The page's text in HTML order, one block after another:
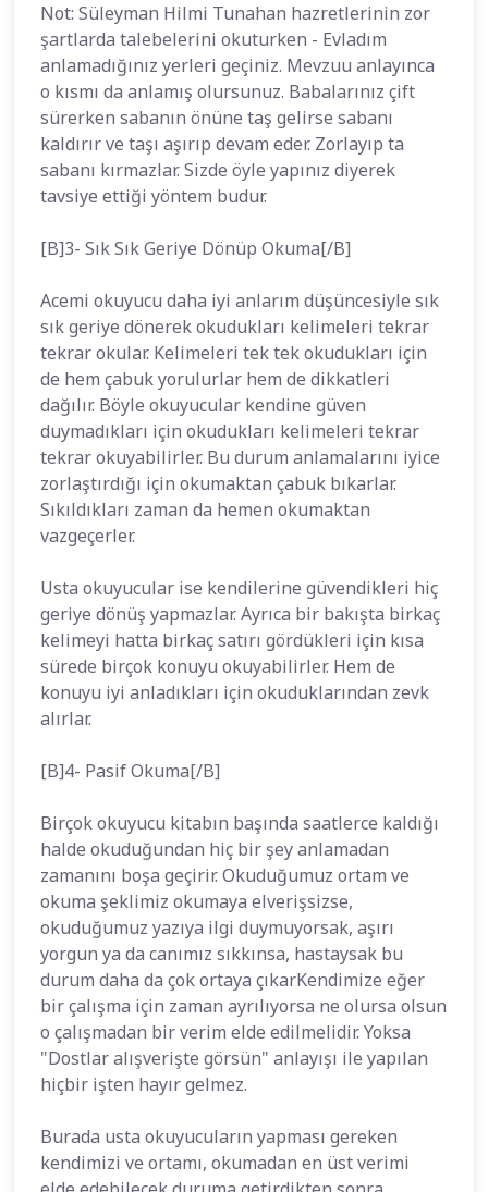
Not: Süleyman Hilmi Tunahan hazretlerinin zor
şartlarda talebelerini okuturken - Evladım
anlamadığınız yerleri geçiniz. Mevzuu anlayınca
o kısmı da anlamış olursunuz. Babalarınız çift
sürerken sabanın önüne taş gelirse sabanı
kaldırır ve taşı aşırıp devam eder. Zorlayıp ta
sabanı kırmazlar. Sizde öyle yapınız diyerek
tavsiye ettiği yöntem budur.
[B]3- Sık Sık Geriye Dönüp Okuma[/B]
Acemi okuyucu daha iyi anlarım düşüncesiyle sık
sık geriye dönerek okudukları kelimeleri tekrar
tekrar okular. Kelimeleri tek tek okudukları için
de hem çabuk yorulurlar hem de dikkatleri
dağılır. Böyle okuyucular kendine güven
duymadıkları için okudukları kelimeleri tekrar
tekrar okuyabilirler. Bu durum anlamalarını iyice
zorlaştırdığı için okumaktan çabuk bıkarlar.
Sıkıldıkları zaman da hemen okumaktan
vazgeçerler.
Usta okuyucular ise kendilerine güvendikleri hiç
geriye dönüş yapmazlar. Ayrıca bir bakışta birkaç
kelimeyi hatta birkaç satırı gördükleri için kısa
sürede birçok konuyu okuyabilirler. Hem de
konuyu iyi anladıkları için okuduklarından zevk
alırlar.
[B]4- Pasif Okuma[/B]
Birçok okuyucu kitabın başında saatlerce kaldığı
halde okuduğundan hiç bir şey anlamadan
zamanını boşa geçirir. Okuduğumuz ortam ve
okuma şeklimiz okumaya elverişsizse,
okuduğumuz yazıya ilgi duymuyorsak, aşırı
yorgun ya da canımız sıkkınsa, hastaysak bu
durum daha da çok ortaya çıkarKendimize eğer
bir çalışma için zaman ayrılıyorsa ne olursa olsun
o çalışmadan bir verim elde edilmelidir. Yoksa
"Dostlar alışverişte görsün" anlayışı ile yapılan
hiçbir işten hayır gelmez.
Burada usta okuyucuların yapması gereken
kendimizi ve ortamı, okumadan en üst verimi